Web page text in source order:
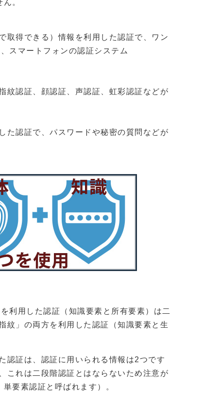
。
取得できる）情報を利用した認証で、ワン
スマートフォンの認証システム
紋認証、顔認証、声認証、虹彩認証などが
た認証で、パスワードや秘密の質問などが
利用した認証（知識要素と所有要素）は二
紋」の両方を利用した認証（知識要素と生
認証は、認証に用いられる情報は2つです
これは二段階認証とはならないため注意が
要素認証と呼ばれます）。